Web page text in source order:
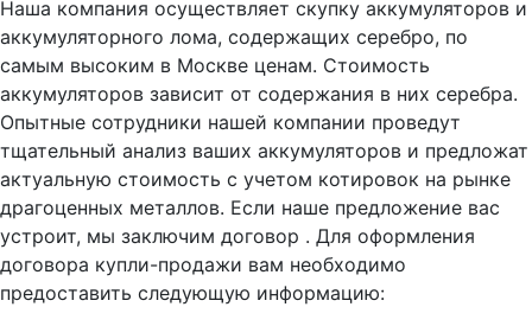
Наша компания осуществляет скупку аккумуляторов и
аккумуляторного лома, содержащих серебро, по
самым высоким в Москве ценам. Стоимость
аккумуляторов зависит от содержания в них серебра.
Опытные сотрудники нашей компании проведут
тщательный анализ ваших аккумуляторов и предложат
актуальную стоимость с учетом котировок на рынке
драгоценных металлов. Если наше предложение вас
устроит, мы заключим договор . Для оформления
договора купли-продажи вам необходимо
предоставить следующую информацию: